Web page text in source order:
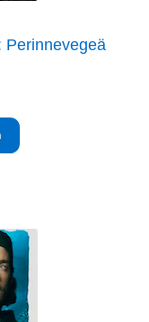
Perinnevegeä